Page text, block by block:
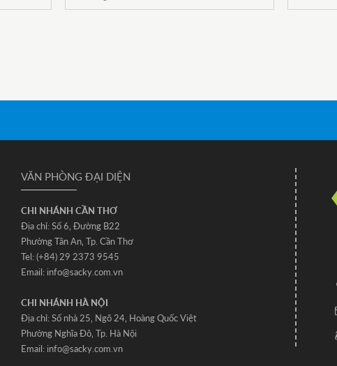
VĂN PHÒNG ĐẠI DIỆN
CHI NHÁNH CẦN THƠ
Địa chỉ: Số 6‚ Đường B22
Phường Tân An‚ Tp. Cần Thơ
Tel: (+84) 29 2373 9545
Email: info@sacky.com.vn
CHI NHÁNH HÀ NỘI
Địa chỉ: Số nhà 25‚ Ngõ 24‚ Hoàng Quốc Việt
Phường Nghĩa Đô‚ Tp. Hà Nội
Email: info@sacky.com.vn